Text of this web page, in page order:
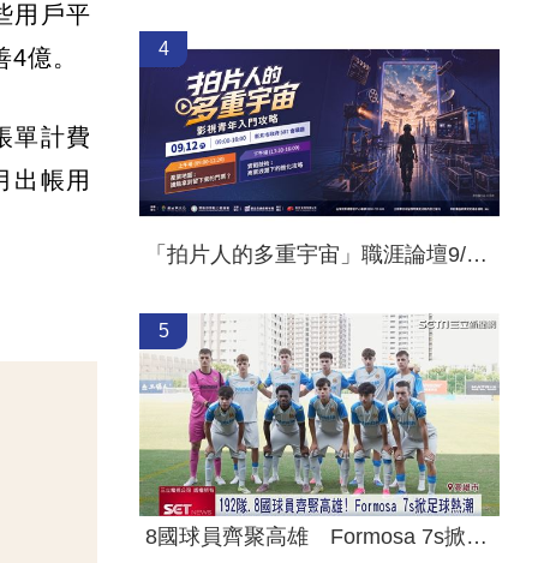
用戶平
億。
單計費
出帳用
4
「拍片人的多重宇宙」職涯論壇9/12登場！
5
8國球員齊聚高雄 Formosa 7s掀足球熱潮